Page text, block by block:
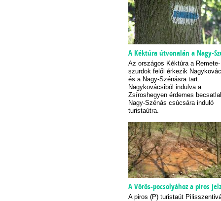
A Kéktúra útvonalán a Nagy-
Az országos Kéktúra a Remete-
szurdok felől érkezik
és a Nagy-Szénásra tart.
Nagykovácsiból indulva a
Zsíroshegyen érdemes
Nagy-Szénás csúcsára induló
turistaútra.
A Vörös-pocsolyához a piros
A piros (P) turistaút